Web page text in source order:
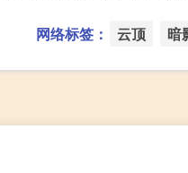
网络标签： 云顶 暗